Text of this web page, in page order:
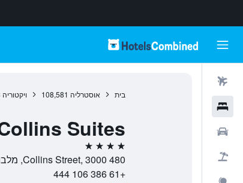
בית אוסטרליה 108,581 ויקטוריה
Suites
4 כוכבים
480 Collins Street, 3000, מלבורן, ויקטוריה, אוסטרליה
+61 386 106 444